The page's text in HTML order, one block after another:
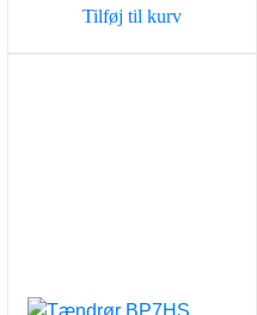
45,00 kr..
Tilføj til kurv